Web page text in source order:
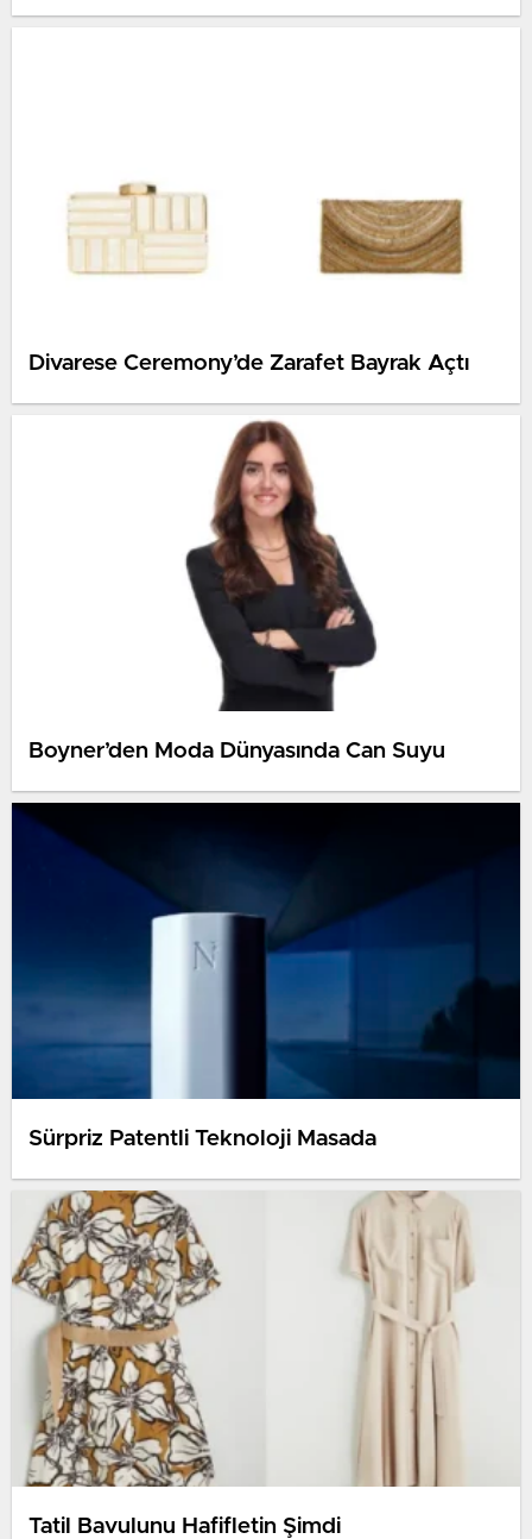
Divarese Ceremony’de Zarafet Bayrak Açtı
Boyner’den Moda Dünyasında Can Suyu
Sürpriz Patentli Teknoloji Masada
Tatil Bavulunu Hafifletin Şimdi